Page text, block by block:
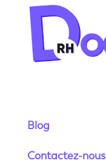
Blog
Contactez-nous